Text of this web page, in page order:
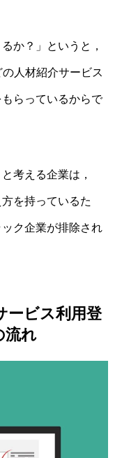
か？」というと，
人材紹介サービス
らっているからで
考える企業は，
を持っているた
ク企業が排除され
ービス利用登
流れ